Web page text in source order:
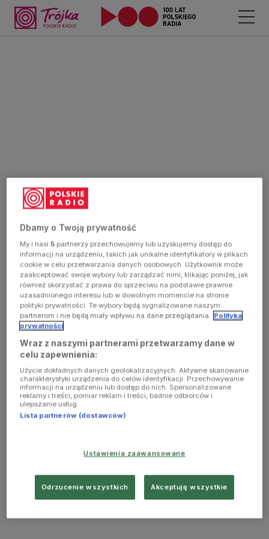
Dbamy o Twoją prywatność
My i nasi5 partnerzy przechowujemy lub uzyskujemy dostęp do
informacji na urządzeniu, takich jak unikalne identyfikatory w plikach
cookie w celu przetwarzania danych osobowych. Użytkownik może
zaakceptować swoje wybory lub zarządzać nimi, klikając poniżej, jak
również skorzystać z prawa do sprzeciwu na podstawie prawnie
uzasadnionego interesu lub w dowolnym momencie na stronie
polityki prywatności. Te wybory będą sygnalizowane naszym
partnerom i nie będą miały wpływu na dane przeglądania. Polityka
prywatności
Wraz z naszymi partnerami przetwarzamy dane w
celu zapewnienia:
Użycie dokładnych danych geolokalizacyjnych. Aktywne skanowanie
charakterystyki urządzenia do celów identyfikacji. Przechowywanie
informacji na urządzeniu lub dostęp do nich. Spersonalizowane
reklamy i treści, pomiar reklam i treści, badnie odbiorców i
ulepszanie usług.
Lista partnerów (dostawców)
Ustawienia zaawansowane
Odrzucenie wszystkich Akceptuję wszystkie